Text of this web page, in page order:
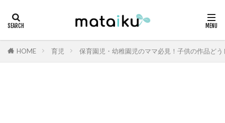
HOME 育児 保育園児・幼稚園児のママ必見！子供の作品ど